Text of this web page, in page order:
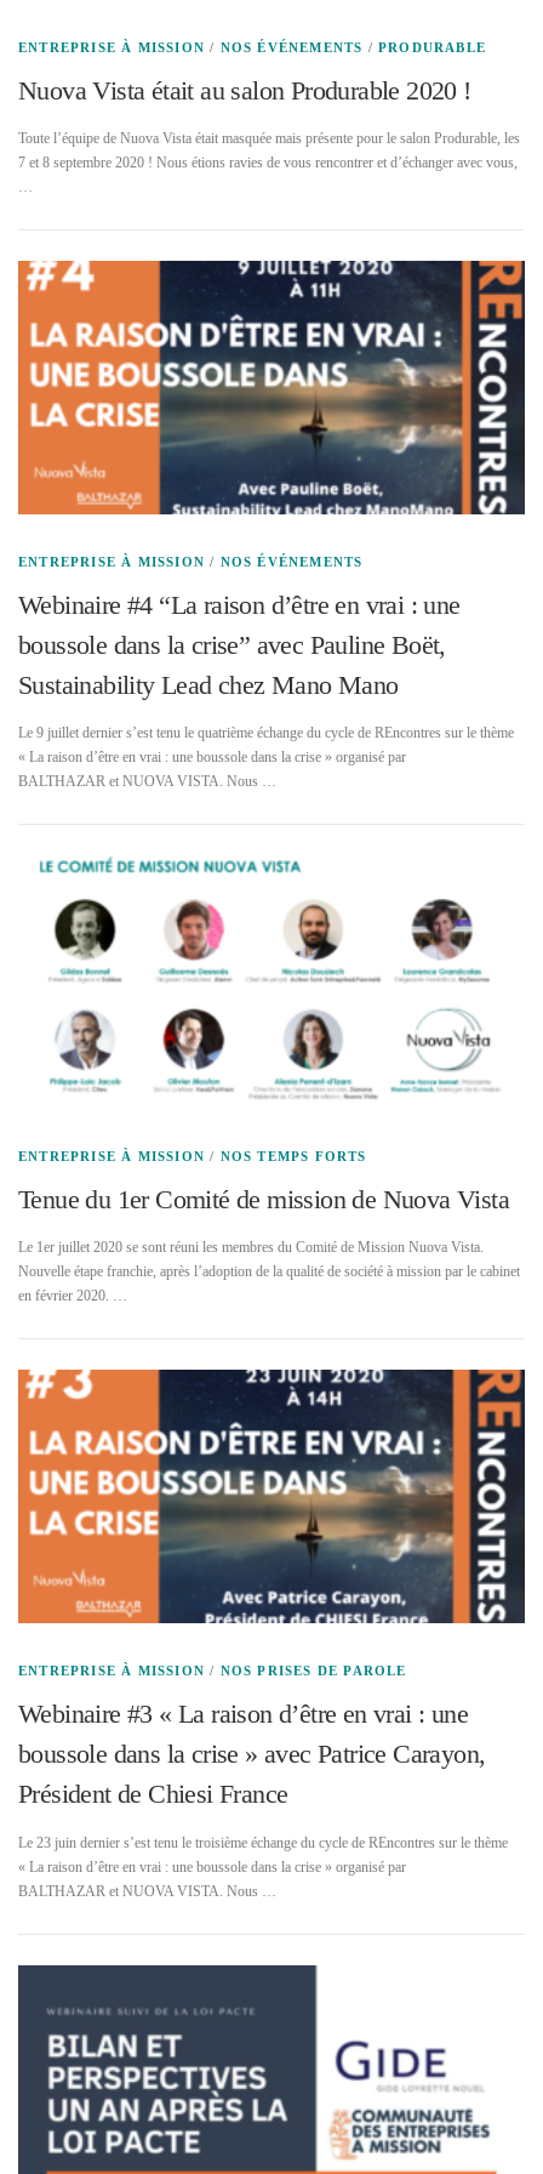
ENTREPRISE À MISSION / NOS ÉVÉNEMENTS /PRODURABLE
Nuova Vista était au salon Produrable 2020 !
Toute l’équipe de Nuova Vista était masquée mais présente pour le salon Produrable, les
7 et 8 septembre 2020 ! Nous étions ravies de vous rencontrer et d’échanger avec vous,
…
ENTREPRISE À MISSION / NOS ÉVÉNEMENTS
Webinaire #4 “La raison d’être en vrai : une
boussole dans la crise” avec Pauline Boët,
Sustainability Lead chez Mano Mano
Le 9 juillet dernier s’est tenu le quatrième échange du cycle de REncontres sur le thème
« La raison d’être en vrai : une boussole dans la crise » organisé par
BALTHAZAR et NUOVA VISTA. Nous …
ENTREPRISE À MISSION / NOS TEMPS FORTS
Tenue du 1er Comité de mission de Nuova Vista
Le 1er juillet 2020 se sont réuni les membres du Comité de Mission Nuova Vista.
Nouvelle étape franchie, après l’adoption de la qualité de société à mission par le cabinet
en février 2020. …
ENTREPRISE À MISSION / NOS PRISES DE PAROLE
Webinaire #3 « La raison d’être en vrai : une
boussole dans la crise » avec Patrice Carayon,
Président de Chiesi France
Le 23 juin dernier s’est tenu le troisième échange du cycle de REncontres sur le thème
« La raison d’être en vrai : une boussole dans la crise » organisé par
BALTHAZAR et NUOVA VISTA. Nous …